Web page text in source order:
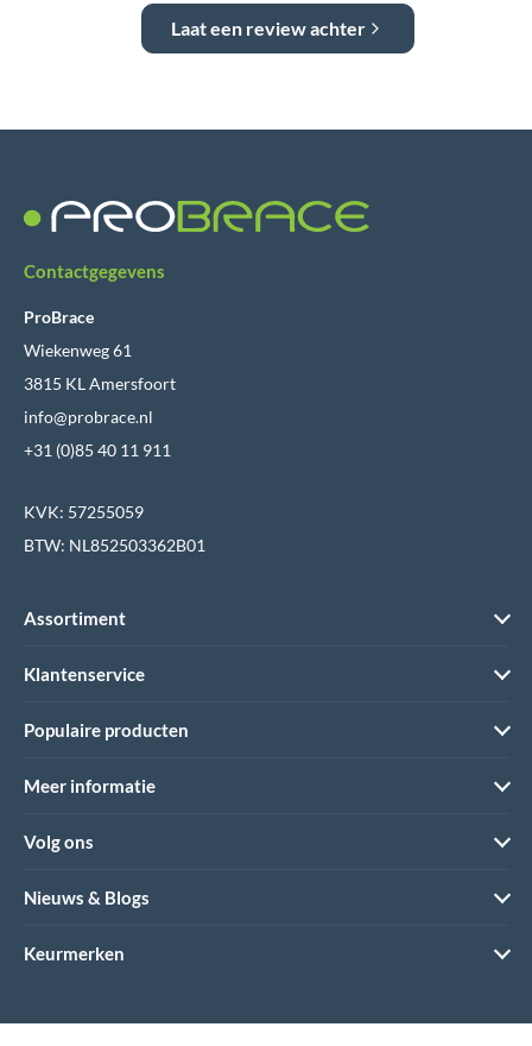
Laat een review achter
Contactgegevens
ProBrace
Wiekenweg 61
3815 KL Amersfoort
info@probrace.nl
+31 (0)85 40 11 911
KVK: 57255059
BTW: NL852503362B01
Assortiment
Klantenservice
Populaire producten
Meer informatie
Volg ons
Nieuws & Blogs
Keurmerken